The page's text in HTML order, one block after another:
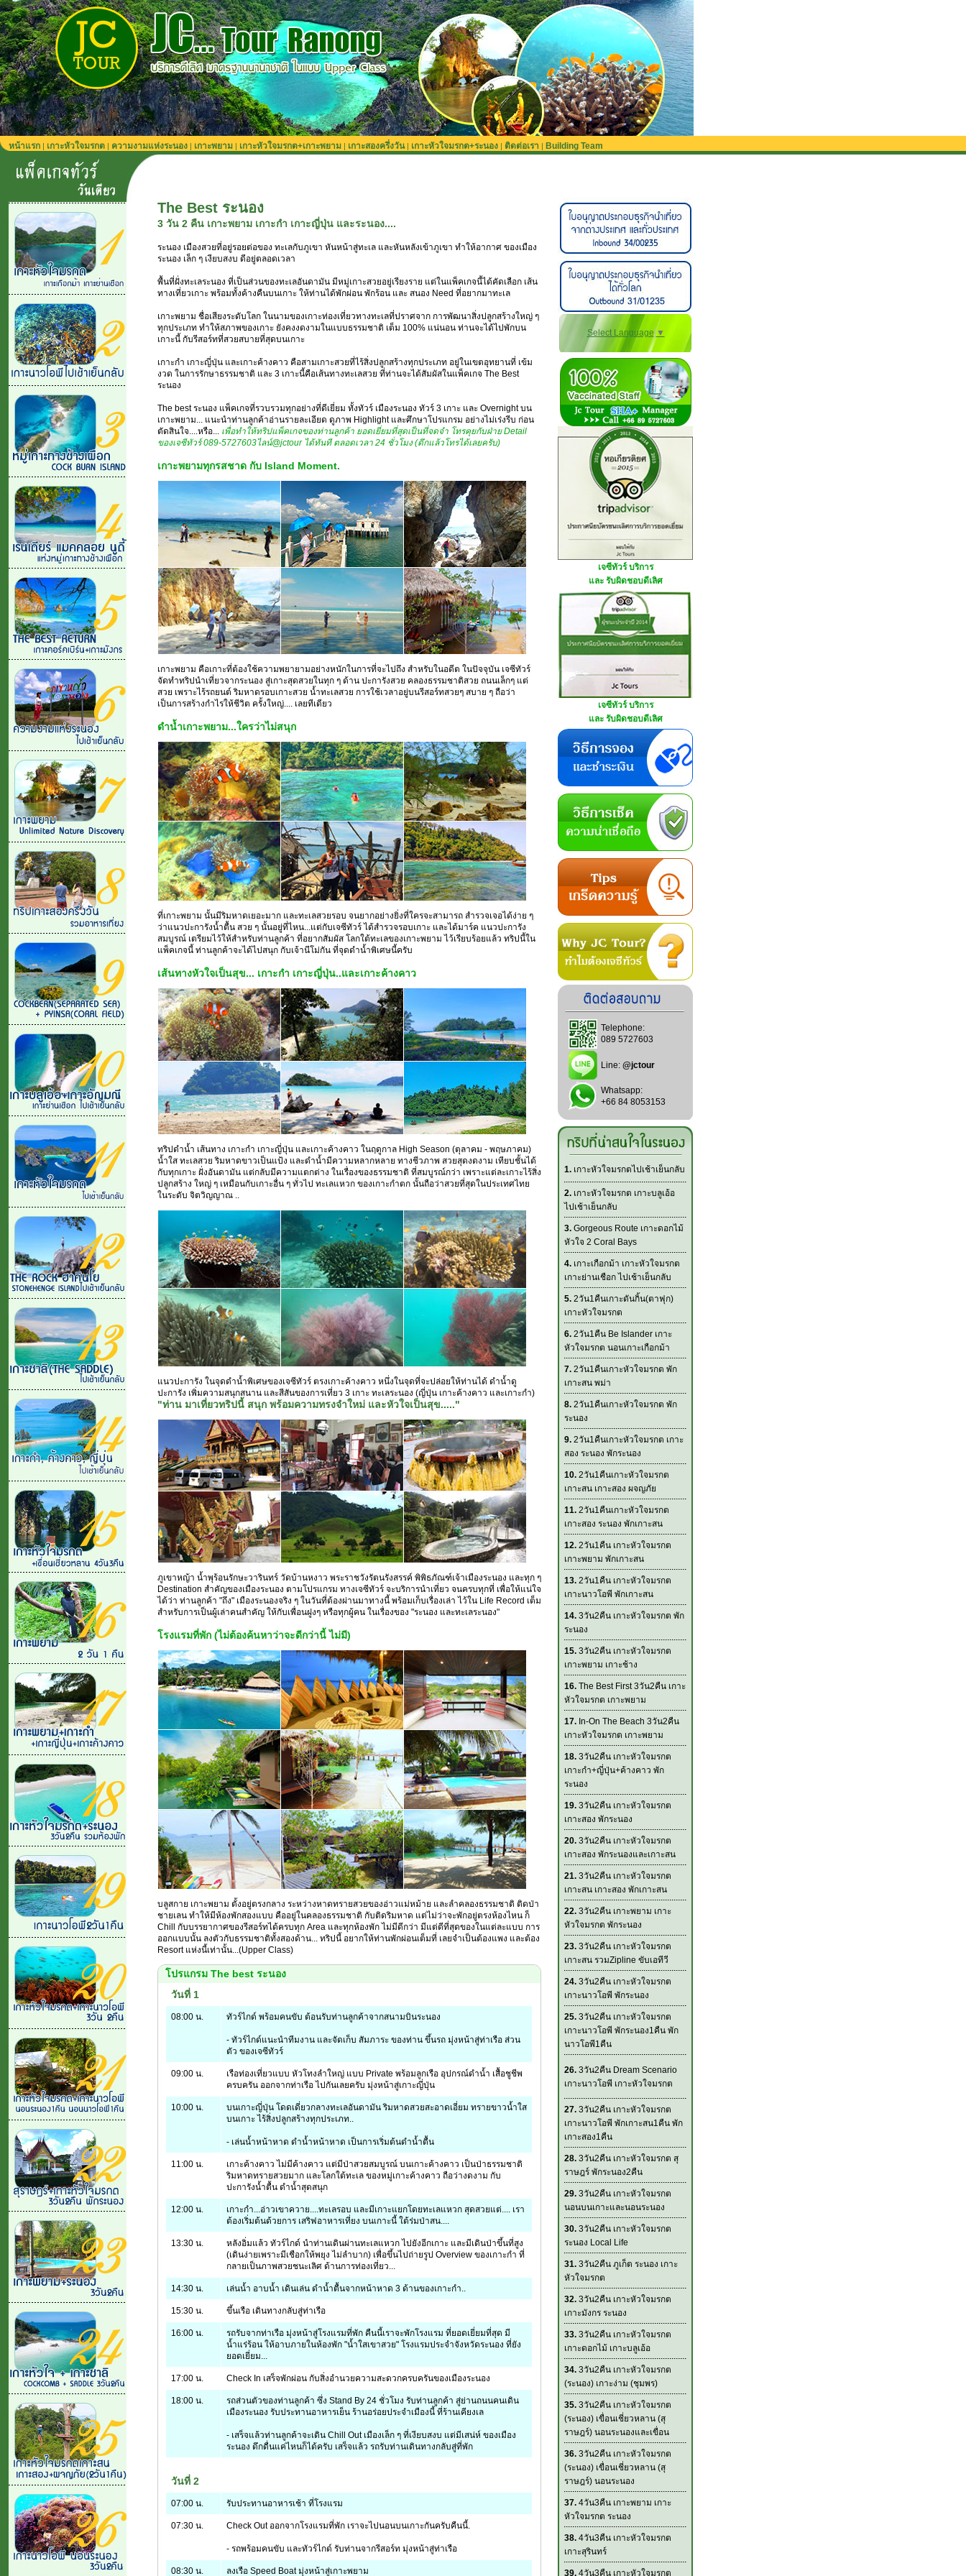
หน้าแรก | เกาะหัวใจมรกต | ความงามแห่งระนอง | เกาะพยาม | เกาะหัวใจมรกต+เกาะพยาม | เกาะสองครึ่งวัน| เกาะหัวใจมรกต+ระนอง | ติดต่อเรา | Building Team
The Best ระนอง
3 วัน 2 คืน เกาะพยาม เกาะกำ เกาะญี่ปุ่น และระนอง....
ระนอง เมืองสวยที่อยู่รอยต่อของ ทะเลกับภูเขา หันหน้าสู่ทะเล และหันหลังเข้าภูเขา ทำให้อากาศ ของเมือง
ระนอง เล็ก ๆ เงียบสงบ ดีอยู่ตลอดเวลา
พื้นที่ฝั่งทะเลระนอง ที่เป็นส่วนของทะเลอันดามัน มีหมู่เกาะสวยอยู่เรียงราย แต่ในแพ็คเกจนี้ได้คัดเลือก เส้น
ทางเที่ยวเกาะ พร้อมทั้งค้างคืนบนเกาะ ให้ท่านได้พักผ่อน พักร้อน และ สนอง Need ที่อยากมาทะเล
เกาะพยาม ชื่อเสียงระดับโลก ในนามของเกาะท่องเที่ยวทางทะเลที่ปราศจาก การพัฒนาสิ่งปลูกสร้างใหญ่ ๆ
ทุกประเภท ทำให้สภาพของเกาะ ยังคงงดงามในแบบธรรมชาติ เต็ม 100% แน่นอน ท่านจะได้ไปพักบน
เกาะนี้ กับรีสอร์ทที่สวยสบายที่สุดบนเกาะ
เกาะกำ เกาะญี่ปุ่น และเกาะค้างคาว คือสามเกาะสวยที่ไร้สิ่งปลูกสร้างทุกประเภท อยู่ในเขตอุทยานที่ เข้ม
งวด ในการรักษาธรรมชาติ และ 3 เกาะนี้คือเส้นทางทะเลสวย ที่ท่านจะได้สัมผัสในแพ็คเกจ The Best
ระนอง
The best ระนอง แพ็คเกจที่รวบรวมทุกอย่างที่ดีเยี่ยม ทั้งทัวร์ เมืองระนอง ทัวร์ 3 เกาะ และ Overnight บน
เกาะพยาม... แนะนำท่านลูกค้าอ่านรายละเอียด ดูภาพ Highlight และศึกษาโปรแกรม อย่างไม่เร่งรีบ ก่อน
ตัดสินใจ....หรือ...
เพื่อทำให้ทริปแพ็คเกจของท่านลูกค้า ยอดเยี่ยมที่สุดเป็นที่จดจำ โทรคุยกับฝ่าย Detail
ของเจซีทัวร์ 089-5727603ไลน์@jctour ได้ทันที ตลอดเวลา 24 ชั่วโมง (ดึกแล้วโทรได้เลยครับ)
เกาะพยามทุกรสชาด กับ Island Moment.
เกาะพยาม คือเกาะที่ต้องใช้ความพยายามอย่างหนักในการที่จะไปถึง สำหรับในอดีต ในปัจจุบัน เจซีทัวร์
จัดทำทริปนำเที่ยวจากระนอง สู่เกาะสุดสวยในทุก ๆ ด้าน ปะการังสวย คลองธรรมชาติสวย ถนนเล็กๆ แต่
สวย เพราะไร้รถยนต์ ริมหาดรอบเกาะสวย น้ำทะเลสวย การใช้เวลาอยู่บนรีสอร์ทสวยๆ สบาย ๆ ถือว่า
เป็นการสร้างกำไรให้ชีวิต ครั้งใหญ่.... เลยทีเดียว
ดำน้ำเกาะพยาม...ใครว่าไม่สนุก
ที่เกาะพยาม นั้นมีริมหาดเยอะมาก และทะเลสวยรอบ จนยากอย่างยิ่งที่ใครจะสามารถ สำรวจเจอได้ง่าย ๆ
ว่าแนวปะการังน้ำตื้น สวย ๆ นั้นอยู่ที่ไหน...แต่กับเจซีทัวร์ ได้สำรวจรอบเกาะ และได้มาร์ค แนวปะการัง
สมบูรณ์ เตรียมไว้ให้สำหรับท่านลูกค้า ที่อยากสัมผัส โลกใต้ทะเลของเกาะพยาม ไว้เรียบร้อยแล้ว ทริปนี้ใน
แพ็คเกจนี้ ท่านลูกค้าจะได้ไปสนุก กับเจ้านีโม่กัน ที่จุดดำน้ำพิเศษนี้ครับ
เส้นทางหัวใจเป็นสุข... เกาะกำ เกาะญี่ปุ่น..และเกาะค้างคาว
ทริปดำน้ำ เส้นทาง เกาะกำ เกาะญี่ปุ่น และเกาะค้างคาว ในฤดูกาล High Season (ตุลาคม - พฤษภาคม)
น้ำใส ทะเลสวย ริมหาดขาวเป็นแป้ง และดำน้ำมีความหลากหลาย ทางชีวภาพ สวยสุดงดงาม เทียบชั้นได้
กับทุกเกาะ ฝั่งอันดามัน แต่กลับมีความแตกต่าง ในเรื่องของธรรมชาติ ที่สมบูรณ์กว่า เพราะแต่ละเกาะไร้สิ่ง
ปลูกสร้าง ใหญ่ ๆ เหมือนกับเกาะอื่น ๆ ทั่วไป ทะเลแหวก ของเกาะกำตก นั้นถือว่าสวยที่สุดในประเทศไทย
ในระดับ จิตวิญญาณ ..
แนวปะการัง ในจุดดำน้ำพิเศษของเจซีทัวร์ ตรงเกาะค้างคาว หนึ่งในจุดที่จะปล่อยให้ท่านได้ ดำน้ำดู
ปะการัง เพิ่มความสนุกสนาน และสีสันของการเที่ยว 3 เกาะ ทะเลระนอง (ญี่ปุ่น เกาะค้างคาว และเกาะกำ)
"ท่าน มาเที่ยวทริปนี้ สนุก พร้อมความทรงจำใหม่ และหัวใจเป็นสุข....."
ภูเขาหญ้า น้ำพุร้อนรักษะวารินทร์ วัดบ้านหงาว พระราชวังรัตนรังสรรค์ พิพิธภัณฑ์เจ้าเมืองระนอง และทุก ๆ
Destination สำคัญของเมืองระนอง ตามโปรแกรม ทางเจซีทัวร์ จะบริการนำเที่ยว จนครบทุกที่ เพื่อให้แน่ใจ
ได้ว่า ท่านลูกค้า "ถึง" เมืองระนองจริง ๆ ในวันที่ต้องผ่านมาทางนี้ พร้อมเก็บเรื่องเล่า ไว้ใน Life Record เต็ม
สำหรับการเป็นผู้เล่าคนสำคัญ ให้กับเพื่อนฝูงๆ หรือทุกผู้คน ในเรื่องของ "ระนอง และทะเลระนอง"
โรงแรมที่พัก (ไม่ต้องค้นหาว่าจะดีกว่านี้ ไม่มี)
บลูสกาย เกาะพยาม ตั้งอยู่ตรงกลาง ระหว่างหาดทรายสวยของอ่าวแม่หม้าย และลำคลองธรรมชาติ ติดป่า
ชายเลน ทำให้มีห้องพักสองแบบ คืออยู่ในคลองธรรมชาติ กับติดริมหาด แต่ไม่ว่าจะพักอยู่ตรงห้องไหน ก็
Chill กับบรรยากาศของรีสอร์ทได้ครบทุก Area และทุกห้องพัก ไม่มีดีกว่า มีแต่ดีที่สุดของในแต่ละแบบ การ
ออกแบบนั้น ลงตัวกับธรรมชาติทั้งสองด้าน... ทริปนี้ อยากให้ท่านพักผ่อนเต็มที่ เลยจำเป็นต้องแพง และต้อง
Resort แห่งนี้เท่านั้น...(Upper Class)
โปรแกรม The best ระนอง
วันที่ 1
08:00 น. ทัวร์ไกด์ พร้อมคนขับ ต้อนรับท่านลูกค้าจากสนามบินระนอง
- ทัวร์ไกด์แนะนำทีมงาน และจัดเก็บ สัมภาระ ของท่าน ขึ้นรถ มุ่งหน้าสู่ท่าเรือ ส่วน
ตัว ของเจซีทัวร์
09:00 น.
เรือท่องเที่ยวแบบ หัวโทงลำใหญ่ แบบ Private พร้อมลูกเรือ อุปกรณ์ดำน้ำ เสื้อชูชีพ
ครบครัน ออกจากท่าเรือ ไปกันเลยครับ มุ่งหน้าสู่เกาะญี่ปุ่น
10:00 น.
บนเกาะญี่ปุ่น โดดเดี่ยวกลางทะเลอันดามัน ริมหาดสวยสะอาดเอี่ยม ทรายขาวน้ำใส
บนเกาะ ไร้สิ่งปลูกสร้างทุกประเภท..
- เล่นน้ำหน้าหาด ดำน้ำหน้าหาด เป็นการเริ่มต้นดำน้ำตื้น
11:00 น.
เกาะค้างคาว ไม่มีค้างคาว แต่มีป่าสวยสมบูรณ์ บนเกาะค้างคาว เป็นป่าธรรมชาติ
ริมหาดทรายสวยมาก และโลกใต้ทะเล ของหมู่เกาะค้างคาว ถือว่างดงาม กับ
ปะการังน้ำตื้น ดำน้ำสุดสนุก
12:00 น.
เกาะกำ...อ่าวเขาควาย....ทะเลรอบ และมีเกาะแยกโดยทะเลแหวก สุดสวยแต่.... เรา
ต้องเริ่มต้นด้วยการ เสริฟอาหารเที่ยง บนเกาะนี้ ใต้ร่มป่าสน....
13:30 น.
หลังอิ่มแล้ว ทัวร์ไกด์ นำท่านเดินผ่านทะเลแหวก ไปยังอีกเกาะ และมีเดินป่าขึ้นที่สูง
(เดินง่ายเพราะมีเชือกให้พยุง ไม่ลำบาก) เพื่อขึ้นไปถ่ายรูป Overview ของเกาะกำ ที่
กลายเป็นภาพสวยชนะเลิศ ด้านการท่องเที่ยว...
14:30 น. เล่นน้ำ อาบน้ำ เดินเล่น ดำน้ำตื้นจากหน้าหาด 3 ด้านของเกาะกำ..
15:30 น. ขึ้นเรือ เดินทางกลับสู่ท่าเรือ
16:00 น.
รถรับจากท่าเรือ มุ่งหน้าสู่โรงแรมที่พัก คืนนี้เราจะพักโรงแรม ที่ยอดเยี่ยมที่สุด มี
น้ำแร่ร้อน ให้อาบภายในห้องพัก "น้ำใสเขาสวย" โรงแรมประจำจังหวัดระนอง ที่ยัง
ยอดเยี่ยม...
17:00 น. Check In เสร็จพักผ่อน กับสิ่งอำนวยความสะดวกครบครันของเมืองระนอง
18:00 น.
รถส่วนตัวของท่านลูกค้า ซึ่ง Stand By 24 ชั่วโมง รับท่านลูกค้า สู่ย่านถนนคนเดิน
เมืองระนอง รับประทานอาหารเย็น ร้านอร่อยประจำเมืองนี้ ที่ร้านเคียงเล
- เสร็จแล้วท่านลูกค้าจะเดิน Chill Out เมืองเล็ก ๆ ที่เงียบสงบ แต่มีเสน่ห์ ของเมือง
ระนอง ดึกดื่นแค่ไหนก็ได้ครับ เสร็จแล้ว รถรับท่านเดินทางกลับสู่ที่พัก
วันที่ 2
07:00 น. รับประทานอาหารเช้า ที่โรงแรม
07:30 น. Check Out ออกจากโรงแรมที่พัก เราจะไปนอนบนเกาะกันครับคืนนี้.
- รถพร้อมคนขับ และทัวร์ไกด์ รับท่านจากรีสอร์ท มุ่งหน้าสู่ท่าเรือ
08:30 น. ลงเรือ Speed Boat มุ่งหน้าสู่เกาะพยาม
Select Language ▼
เจซีทัวร์ บริการ
และ รับผิดชอบดีเลิศ
เจซีทัวร์ บริการ
และ รับผิดชอบดีเลิศ
Telephone:
089 5727603
Line: @jctour
Whatsapp:
+66 84 8053153
1. เกาะหัวใจมรกตไปเช้าเย็นกลับ
2. เกาะหัวใจมรกต เกาะบลูเอ้อ
ไปเช้าเย็นกลับ
3. Gorgeous Route เกาะดอกไม้
หัวใจ 2 Coral Bays
4. เกาะเกือกม้า เกาะหัวใจมรกต
เกาะย่านเชือก ไปเช้าเย็นกลับ
5. 2วัน1คืนเกาะดันกิ้น(ตาฟุก)
เกาะหัวใจมรกต
6. 2วัน1คืน Be Islander เกาะ
หัวใจมรกต นอนเกาะเกือกม้า
7. 2วัน1คืนเกาะหัวใจมรกต พัก
เกาะสน พม่า
8. 2วัน1คืนเกาะหัวใจมรกต พัก
ระนอง
9. 2วัน1คืนเกาะหัวใจมรกต เกาะ
สอง ระนอง พักระนอง
10. 2วัน1คืนเกาะหัวใจมรกต
เกาะสน เกาะสอง ผจญภัย
11. 2วัน1คืนเกาะหัวใจมรกต
เกาะสอง ระนอง พักเกาะสน
12. 2วัน1คืน เกาะหัวใจมรกต
เกาะพยาม พักเกาะสน
13. 2วัน1คืน เกาะหัวใจมรกต
เกาะนาวโอพี พักเกาะสน
14. 3วัน2คืน เกาะหัวใจมรกต พัก
ระนอง
15. 3วัน2คืน เกาะหัวใจมรกต
เกาะพยาม เกาะช้าง
16. The Best First 3วัน2คืน เกาะ
หัวใจมรกต เกาะพยาม
17. In-On The Beach 3วัน2คืน
เกาะหัวใจมรกต เกาะพยาม
18. 3วัน2คืน เกาะหัวใจมรกต
เกาะกำ+ญี่ปุ่น+ค้างคาว พัก
ระนอง
19. 3วัน2คืน เกาะหัวใจมรกต
เกาะสอง พักระนอง
20. 3วัน2คืน เกาะหัวใจมรกต
เกาะสอง พักระนองและเกาะสน
21. 3วัน2คืน เกาะหัวใจมรกต
เกาะสน เกาะสอง พักเกาะสน
22. 3วัน2คืน เกาะพยาม เกาะ
หัวใจมรกต พักระนอง
23. 3วัน2คืน เกาะหัวใจมรกต
เกาะสน รวมZipline ขับเอทีวี
24. 3วัน2คืน เกาะหัวใจมรกต
เกาะนาวโอพี พักระนอง
25. 3วัน2คืน เกาะหัวใจมรกต
เกาะนาวโอพี พักระนอง1คืน พัก
นาวโอพี1คืน
26. 3วัน2คืน Dream Scenario
เกาะนาวโอพี เกาะหัวใจมรกต
27. 3วัน2คืน เกาะหัวใจมรกต
เกาะนาวโอพี พักเกาะสน1คืน พัก
เกาะสอง1คืน
28. 3วัน2คืน เกาะหัวใจมรกต สุ
ราษฎร์ พักระนอง2คืน
29. 3วัน2คืน เกาะหัวใจมรกต
นอนบนเกาะและนอนระนอง
30. 3วัน2คืน เกาะหัวใจมรกต
ระนอง Local Life
31. 3วัน2คืน ภูเก็ต ระนอง เกาะ
หัวใจมรกต
32. 3วัน2คืน เกาะหัวใจมรกต
เกาะมังกร ระนอง
33. 3วัน2คืน เกาะหัวใจมรกต
เกาะดอกไม้ เกาะบลูเอ้อ
34. 3วัน2คืน เกาะหัวใจมรกต
(ระนอง) เกาะง่าม (ชุมพร)
35. 3วัน2คืน เกาะหัวใจมรกต
(ระนอง) เขื่อนเชี่ยวหลาน (สุ
ราษฎร์) นอนระนองและเขื่อน
36. 3วัน2คืน เกาะหัวใจมรกต
(ระนอง) เขื่อนเชี่ยวหลาน (สุ
ราษฎร์) นอนระนอง
37. 4วัน3คืน เกาะพยาม เกาะ
หัวใจมรกต ระนอง
38. 4วัน3คืน เกาะหัวใจมรกต
เกาะสุรินทร์
39. 4วัน3คืน เกาะหัวใจมรกต